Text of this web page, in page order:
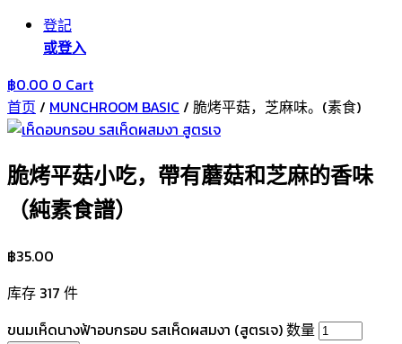
登記
或登入
฿0.00 0 Cart
首页 / MUNCHROOM BASIC / 脆烤平菇，芝麻味。(素食)
脆烤平菇小吃，帶有蘑菇和芝麻的香味
（純素食譜）
฿35.00
库存 317 件
ขนมเห็ดนางฟ้าอบกรอบ รสเห็ดผสมงา (สูตรเจ) 数量